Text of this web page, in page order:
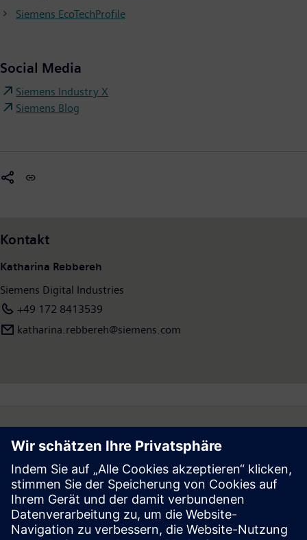
Siemens EcoTechProfile
Social Media
Siemens Industry X
Siemens Blog
Kontakt
Katharina Rebbereh
Siemens Digital Industries
+49 172 8413539
katharina.rebbereh@siemens.com
Follow
Press | Company | Siemens